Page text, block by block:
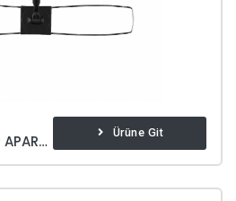
ERMOP ECO TEL MOP APARATI Ürüne Git